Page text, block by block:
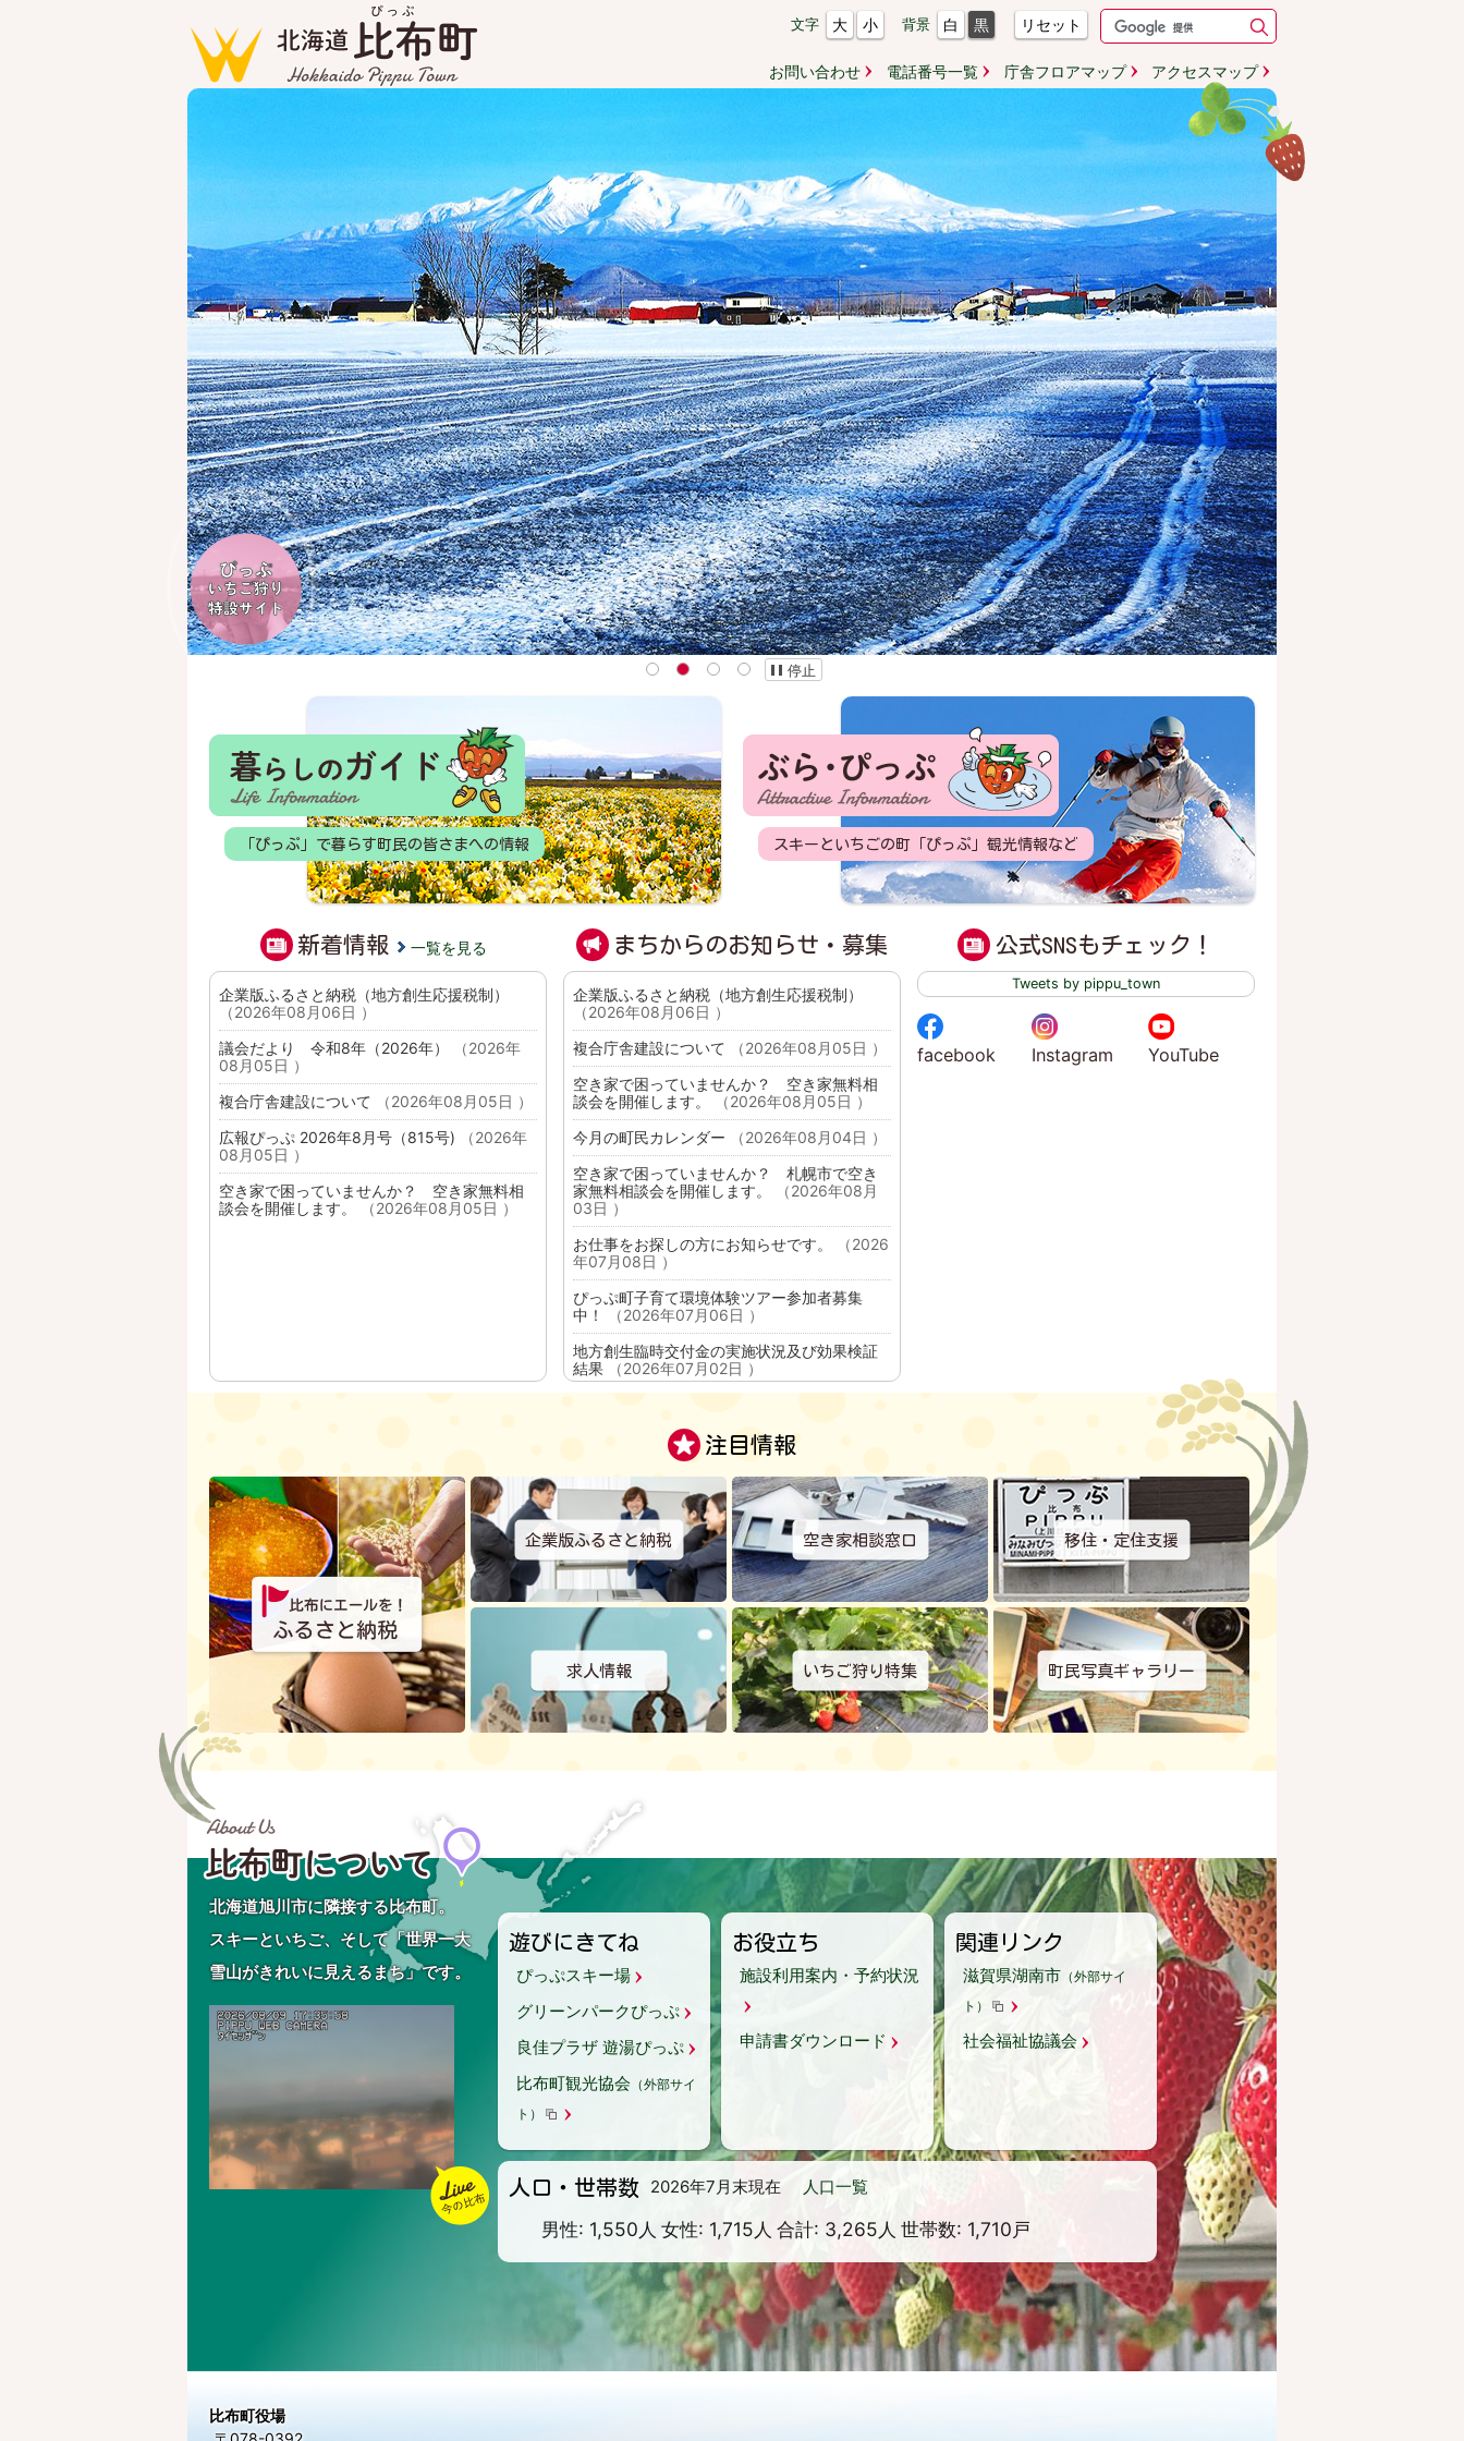
文字 大 小 背景 白 黒 リセット
お問い合わせ 電話番号一覧 庁舎フロアマップ アクセスマップ
1 2 3 4 停止
くらしのガイド
「ぴっぷ」で暮らす町民の皆さまへの情報
ぶら・ぴっぷ
スキーといちごの町「ぴっぷ」観光情報など
新着情報 一覧を見る
企業版ふるさと納税（地方創生応援税制）
（2026年08月06日 ）
議会だより 令和8年（2026年）
（2026年
08月05日 ）
複合庁舎建設について
（2026年08月05日 ）
広報ぴっぷ 2026年8月号（815号)
（2026年
08月05日 ）
空き家で困っていませんか？ 空き家無料相
談会を開催します。
（2026年08月05日 ）
まちからのお知らせ・募集
企業版ふるさと納税（地方創生応援税制）
（2026年08月06日 ）
複合庁舎建設について
（2026年08月05日 ）
空き家で困っていませんか？ 空き家無料相
談会を開催します。
（2026年08月05日 ）
今月の町民カレンダー
（2026年08月04日 ）
空き家で困っていませんか？ 札幌市で空き
家無料相談会を開催します。
（2026年08月
03日 ）
お仕事をお探しの方にお知らせです。
（2026
年07月08日 ）
ぴっぷ町子育て環境体験ツアー参加者募集
中！
（2026年07月06日 ）
地方創生臨時交付金の実施状況及び効果検証
結果
（2026年07月02日 ）
令和9年度 職員採用試験のお知らせ
年07月01日 ）
令和8年度の比布町建設工事の指名競争入札結
果及び契約の内容（2026年06月19日 ）
こども誰でも通園制度 （2026年06月16日 ）
児童手当（2026年06月16日 ）
児童扶養手当
（2026年06月16日 ）
「第5回ぴっぷ町フォトコンテスト」開催！
（2026年06月01日 ）
エキノコックス症検査 （2026年05月29日 ）
比布町過疎地域持続的発展市町村計画につい
（2026年04月14日 ）
比布町委託型地域おこし協力隊募集のお知ら
せ
（2026年04月07日 ）
高齢者の定期予防接種について（肺炎球菌ワ
クチン・帯状疱疹ワクチン）（2026年04月
令和8年度の公共工事発注予定について
（2026年04月02日 ）
比布中央学校 学校給食栄養分析結果
自衛官募集事務に伴う名簿提供について
（2026年03月12日 ）
民間空き家・空き地物件情報（2026年02月
第57回町民スキー大会開催のお知らせ
（2026年02月05日 ）
令和8年2月8日執行 第51回衆議院議員総選
挙及び第27回最高裁判所裁判官国民審査につ
いて
（2026年01月21日 ）
ぴっぷって、こんなに子育てしやすいん
公式SNSもチェック！
Tweets by pippu_town
facebook Instagram YouTube
注目情報
企業版ふるさと納税 空き家相談窓口 移住・定住支援
求人情報 いちご狩り特集 町民写真ギャラリー
比布町について
北海道旭川市に隣接する比布町。
スキーといちご、そして「世界一大
雪山がきれいに見えるまち」です。
遊びにきてね
ぴっぷスキー場
グリーンパークぴっぷ
良佳プラザ 遊湯ぴっぷ
比布町観光協会 （外部サイ
ト）
お役立ち
施設利用案内・予約状況
申請書ダウンロード
関連リンク
滋賀県湖南市 （外部サイ
ト）
社会福祉協議会
人口・世帯数 2026年7月末現在 人口一覧
男性: 1,550人 女性: 1,715人 合計: 3,265人 世帯数: 1,710戸
比布町役場